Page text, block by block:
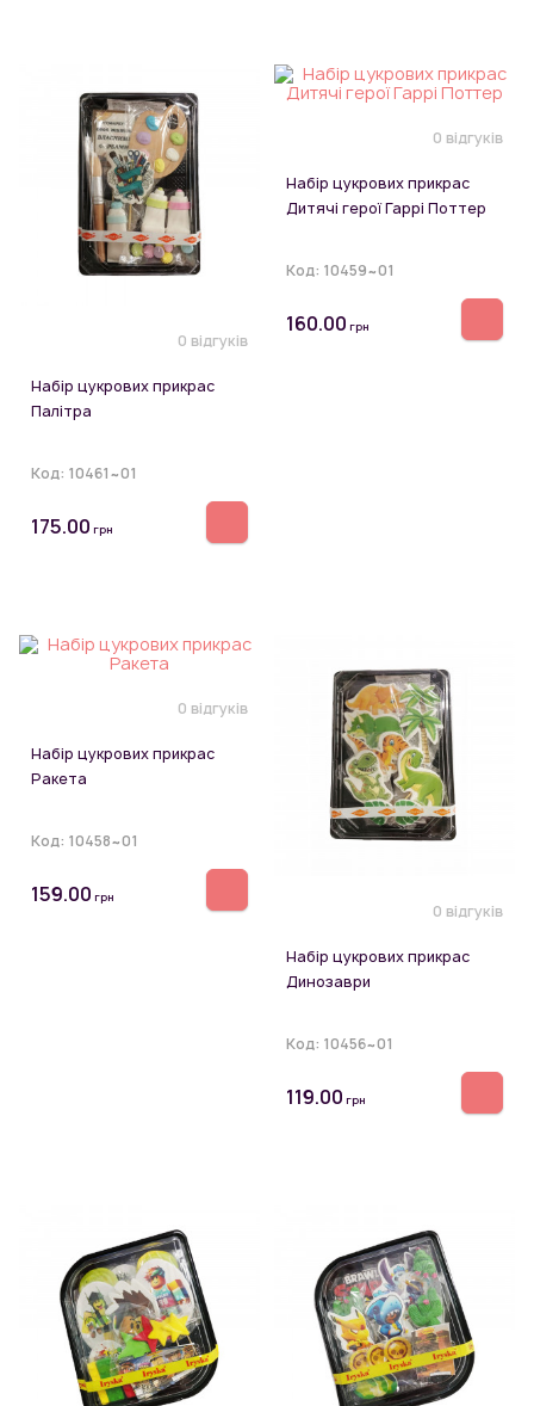
0 відгуків
Набір цукрових прикрас
Палітра
Код: 10461~01
175.00 грн
0 відгуків
Набір цукрових прикрас
Дитячі герої Гаррі Поттер
Код: 10459~01
160.00 грн
0 відгуків
Набір цукрових прикрас
Ракета
Код: 10458~01
159.00 грн
0 відгуків
Набір цукрових прикрас
Динозаври
Код: 10456~01
119.00 грн